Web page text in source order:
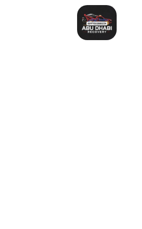
المحتوى